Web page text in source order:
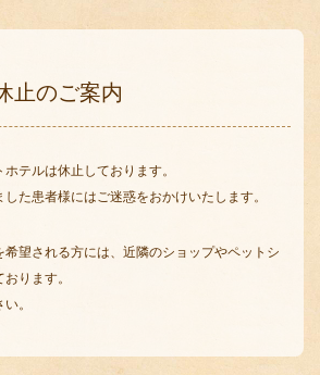
止のご案内
テルは休止しております。
た患者様にはご迷惑をおかけいたします。
望される方には、近隣のショップやペットシ
ります。
。